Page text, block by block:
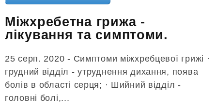
Міжхребетна грижа -
лікування та симптоми.
25 серп. 2020 - Симптоми міжхребцевої грижі ·
грудний відділ - утруднення дихання, поява
болів в області серця; · Шийний відділ -
головні болі,...